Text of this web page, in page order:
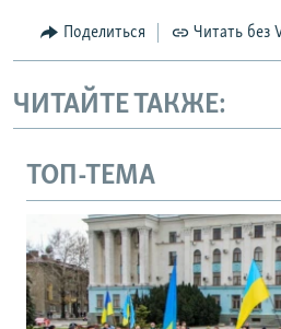
Поделиться Читать без
ЧИТАЙТЕ ТАКЖЕ:
ТОП-ТЕМА